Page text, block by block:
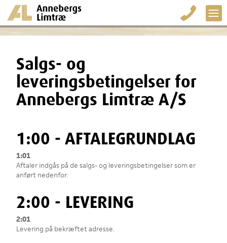
Salgs- og
leveringsbetingelser for
Annebergs Limtræ A/S
1:00 - AFTALEGRUNDLAG
1:01
Aftaler indgås på de salgs- og leveringsbetingelser som er
anført nedenfor.
2:00 - LEVERING
2:01
Levering på bekræftet adresse.